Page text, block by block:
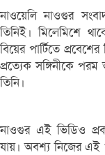
নাওয়েলি নাওগুর
তিনিই। মিলেমিশে
বিয়ের পার্টিতে
প্রত্যেক সঙ্গিনীকে
তিনি।
নাওগুর এই ভিডিও
যায়। অবশ্য নিজের